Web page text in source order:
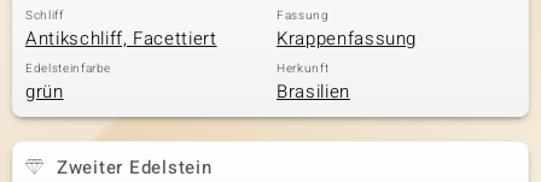
Schliff
Antikschliff, Facettiert
Fassung
Krappenfassung
Edelsteinfarbe
grün
Herkunft
Brasilien
Zweiter Edelstein